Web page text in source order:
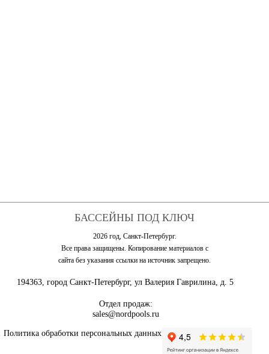
БАССЕЙНЫ ПОД КЛЮЧ
2026 год, Санкт-Петербург.
Все права защищены. Копирование материалов с
сайта без указания ссылки на источник запрещено.
194363, город Санкт-Петербург, ул Валерия Гаврилина, д. 5
Отдел продаж:
sales@nordpools.ru
Политика обработки персональных данных